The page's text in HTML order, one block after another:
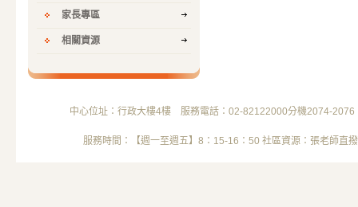
家長專區
相關資源
中心位址：行政大樓4樓 服務電話：02-82122000分機2074-
服務時間：【週一至週五】8：15-16：50 社區資源：張老師直